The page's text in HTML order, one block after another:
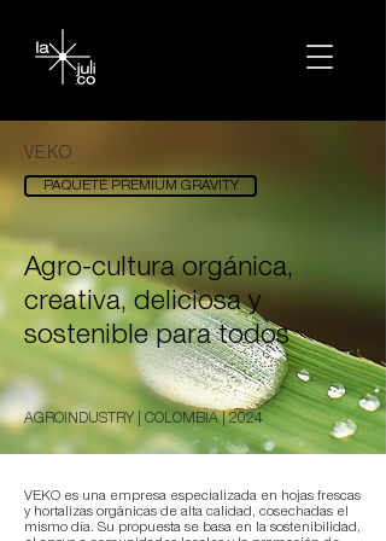
VEKO
PAQUETE PREMIUM GRAVITY
Agro-cultura orgánica,
creativa, deliciosa y
sostenible para todos
AGROINDUSTRY | COLOMBIA | 2024
VEKO es una empresa especializada en hojas frescas
y hortalizas orgánicas de alta calidad, cosechadas el
mismo día. Su propuesta se basa en la sostenibilidad,